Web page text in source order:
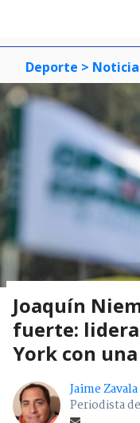
Deporte > Noticia
Joaquín
fuerte:
York con
Jaime Zavala
Periodista